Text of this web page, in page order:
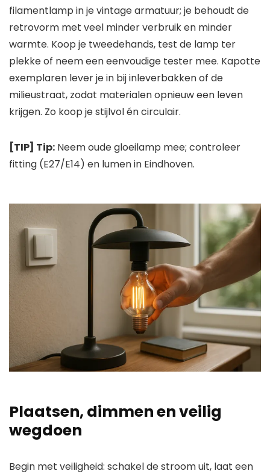
filamentlamp in je vintage armatuur; je behoudt de
retrovorm met veel minder verbruik en minder
warmte. Koop je tweedehands, test de lamp ter
plekke of neem een eenvoudige tester mee. Kapotte
exemplaren lever je in bij inleverbakken of de
milieustraat, zodat materialen opnieuw een leven
krijgen. Zo koop je stijlvol én circulair.
[TIP] Tip: Neem oude gloeilamp mee; controleer
fitting (E27/E14) en lumen in Eindhoven.
Plaatsen, dimmen en veilig
wegdoen
Begin met veiligheid: schakel de stroom uit, laat een